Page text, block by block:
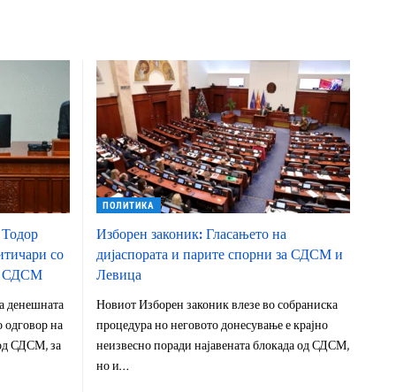
со
СДСМ
денешната
одговор на
СДСМ, за
ПОЛИТИКА
Изборен законик: Гласањето на
дијаспората и парите спорни за СДСМ и
Левица
Новиот Изборен законик влезе во собраниска
процедура но неговото донесување е крајно
неизвесно поради најавената блокада од СДСМ,
но и…